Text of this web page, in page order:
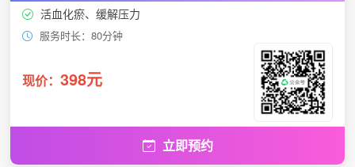
活血化瘀、缓解压力
服务时长：80分钟
现价： 398元
立即预约